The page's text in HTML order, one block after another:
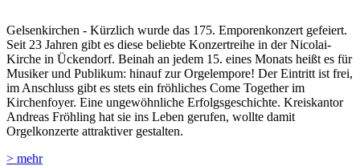
Gelsenkirchen - Kürzlich wurde das 175. Emporenkonzert gefeiert.
Seit 23 Jahren gibt es diese beliebte Konzertreihe in der Nicolai-
Kirche in Ückendorf. Beinah an jedem 15. eines Monats heißt es für
Musiker und Publikum: hinauf zur Orgelempore! Der Eintritt ist frei,
im Anschluss gibt es stets ein fröhliches Come Together im
Kirchenfoyer. Eine ungewöhnliche Erfolgsgeschichte. Kreiskantor
Andreas Fröhling hat sie ins Leben gerufen, wollte damit
Orgelkonzerte attraktiver gestalten.
> mehr